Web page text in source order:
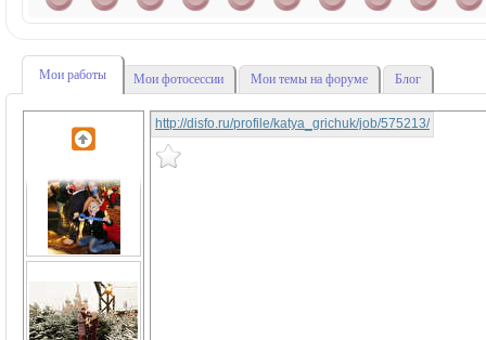
Мои работы Мои фотосессии Мои темы на форуме Блог
http://disfo.ru/profile/katya_grichuk/job/575213/